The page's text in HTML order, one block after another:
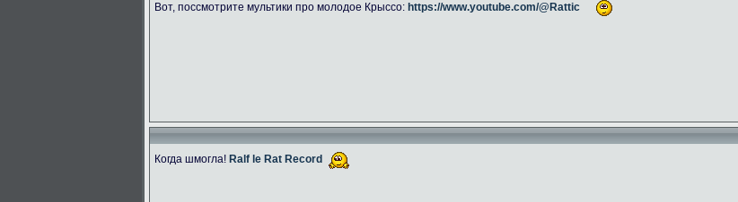
Вот, поссмотрите мультики про молодое Крыссо: https://www.youtube.com/@Rattic
Когда шмогла! Ralf le Rat Record